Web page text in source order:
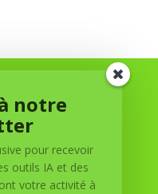
notre
pour recevoir
outils IA et des
votre activité à